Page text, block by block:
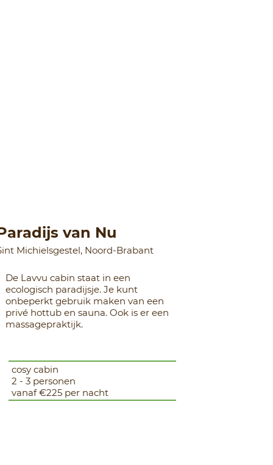
vanaf €225 per nacht
2 - 3 personen
cosy cabin
van Nu
Michielsgestel, Noord-Brabant
De Lavvu cabin staat in een
ecologisch paradijsje. Je kunt
onbeperkt gebruik maken van een
privé hottub en sauna. Ook is er een
massagepraktijk.